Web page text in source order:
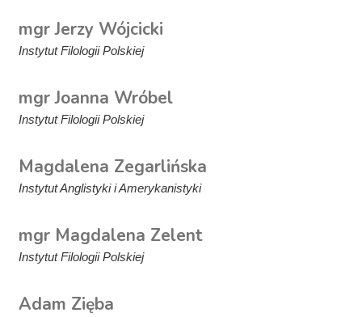
mgr Jerzy Wójcicki
Instytut Filologii Polskiej
mgr Joanna Wróbel
Instytut Filologii Polskiej
Magdalena Zegarlińska
Instytut Anglistyki i Amerykanistyki
mgr Magdalena Zelent
Instytut Filologii Polskiej
Adam Zięba